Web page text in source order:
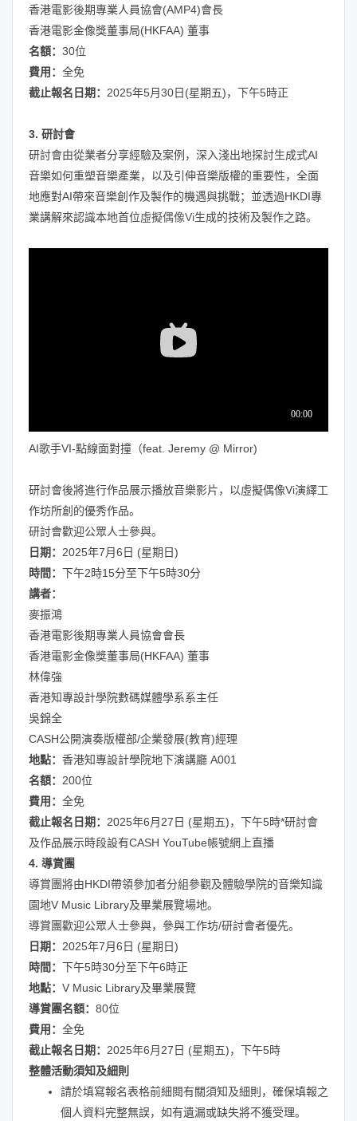
香港電影後期專業人員協會(AMP4)會長
香港電影金像獎董事局(HKFAA) 董事
名額： 30位
費用： 全免
截止報名日期： 2025年5月30日(星期五)，下午5時正
3. 研討會
研討會由從業者分享經驗及案例，深入淺出地探討生成式AI
音樂如何重塑音樂產業，以及引伸音樂版權的重要性，全面
地應對AI帶來音樂創作及製作的機遇與挑戰；並透過HKDI專
業講解來認識本地首位虛擬偶像Vi生成的技術及製作之路。
AI歌手VI-點線面對撞（feat. Jeremy @ Mirror)
研討會後將進行作品展示播放音樂影片，以虛擬偶像Vi演繹工
作坊所創的優秀作品。
研討會歡迎公眾人士參與。
日期： 2025年7月6日 (星期日)
時間： 下午2時15分至下午5時30分
講者：
麥振鴻
香港電影後期專業人員協會會長
香港電影金像獎董事局(HKFAA) 董事
林偉強
香港知專設計學院數碼媒體學系系主任
吳錦全
CASH公開演奏版權部/企業發展(教育)經理
地點： 香港知專設計學院地下演講廳 A001
名額： 200位
費用： 全免
截止報名日期： 2025年6月27日 (星期五)，下午5時*研討會
及作品展示時段設有CASH YouTube帳號網上直播
4. 導賞團
導賞團將由HKDI帶領參加者分組參觀及體驗學院的音樂知識
園地V Music Library及畢業展覽場地。
導賞團歡迎公眾人士參與，參與工作坊/研討會者優先。
日期： 2025年7月6日 (星期日)
時間： 下午5時30分至下午6時正
地點： V Music Library及畢業展覽
導賞團名額： 80位
費用： 全免
截止報名日期： 2025年6月27日 (星期五)，下午5時
整體活動須知及細則
請於填寫報名表格前細閱有關須知及細則，確保填報之
個人資料完整無誤，如有遺漏或缺失將不獲受理。